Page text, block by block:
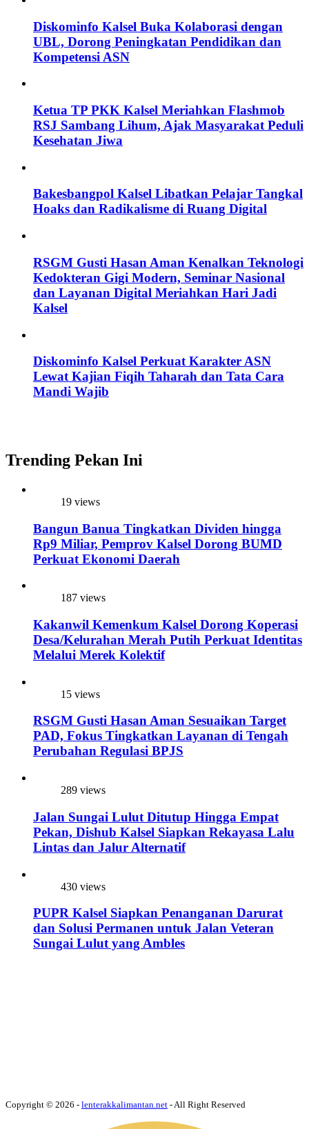
Diskominfo Kalsel Buka Kolaborasi dengan
UBL, Dorong Peningkatan Pendidikan dan
Kompetensi ASN
Ketua TP PKK Kalsel Meriahkan Flashmob
RSJ Sambang Lihum, Ajak Masyarakat Peduli
Kesehatan Jiwa
Bakesbangpol Kalsel Libatkan Pelajar Tangkal
Hoaks dan Radikalisme di Ruang Digital
RSGM Gusti Hasan Aman Kenalkan Teknologi
Kedokteran Gigi Modern, Seminar Nasional
dan Layanan Digital Meriahkan Hari Jadi
Kalsel
Diskominfo Kalsel Perkuat Karakter ASN
Lewat Kajian Fiqih Taharah dan Tata Cara
Mandi Wajib
Trending Pekan Ini
19 views
Bangun Banua Tingkatkan Dividen hingga
Rp9 Miliar, Pemprov Kalsel Dorong BUMD
Perkuat Ekonomi Daerah
187 views
Kakanwil Kemenkum Kalsel Dorong Koperasi
Desa/Kelurahan Merah Putih Perkuat Identitas
Melalui Merek Kolektif
15 views
RSGM Gusti Hasan Aman Sesuaikan Target
PAD, Fokus Tingkatkan Layanan di Tengah
Perubahan Regulasi BPJS
289 views
Jalan Sungai Lulut Ditutup Hingga Empat
Pekan, Dishub Kalsel Siapkan Rekayasa Lalu
Lintas dan Jalur Alternatif
430 views
PUPR Kalsel Siapkan Penanganan Darurat
dan Solusi Permanen untuk Jalan Veteran
Sungai Lulut yang Ambles
Copyright © 2026 - lenterakkalimantan.net - All Right Reserved